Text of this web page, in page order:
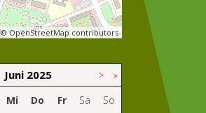
© OpenStreetMap contributors
Juni 2025 > »
Mi Do Fr Sa
So